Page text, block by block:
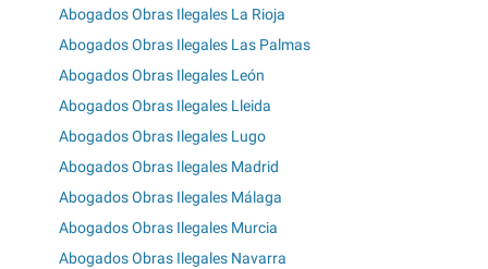
Abogados Obras Ilegales La Rioja
Abogados Obras Ilegales Las Palmas
Abogados Obras Ilegales León
Abogados Obras Ilegales Lleida
Abogados Obras Ilegales Lugo
Abogados Obras Ilegales Madrid
Abogados Obras Ilegales Málaga
Abogados Obras Ilegales Murcia
Abogados Obras Ilegales Navarra